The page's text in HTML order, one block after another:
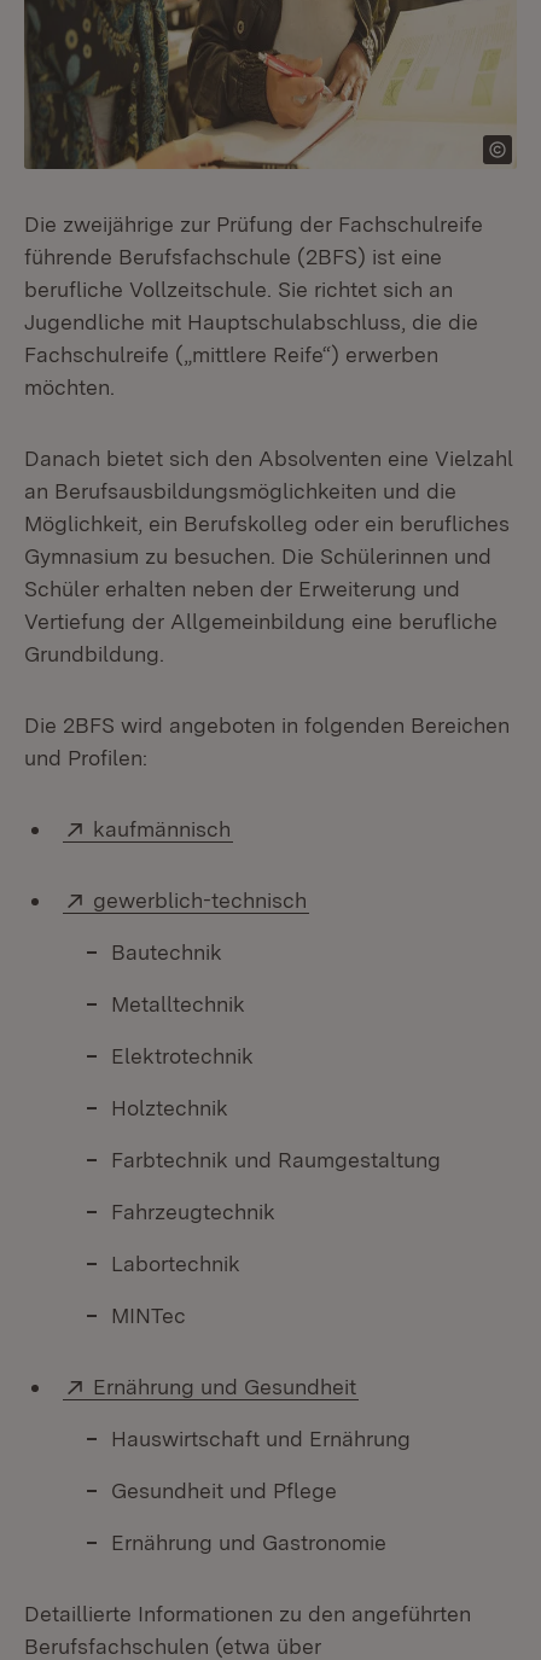
Die zweijährige zur Prüfung der Fachschulreife
führende Berufsfachschule (2BFS) ist eine
berufliche Vollzeitschule. Sie richtet sich an
Jugendliche mit Hauptschulabschluss, die die
Fachschulreife („mittlere Reife“) erwerben
möchten.
Danach bietet sich den Absolventen eine Vielzahl
an Berufsausbildungsmöglichkeiten und die
Möglichkeit, ein Berufskolleg oder ein berufliches
Gymnasium zu besuchen. Die Schülerinnen und
Schüler erhalten neben der Erweiterung und
Vertiefung der Allgemeinbildung eine berufliche
Grundbildung.
Die 2BFS wird angeboten in folgenden Bereichen
und Profilen:
Extern:
kaufmännisch
Extern:
gewerblich-technisch
Bautechnik
Metalltechnik
Elektrotechnik
Holztechnik
Farbtechnik und Raumgestaltung
Fahrzeugtechnik
Labortechnik
MINTec
Extern:
Ernährung und Gesundheit
Hauswirtschaft und Ernährung
Gesundheit und Pflege
Ernährung und Gastronomie
Detaillierte Informationen zu den angeführten
Berufsfachschulen (etwa über